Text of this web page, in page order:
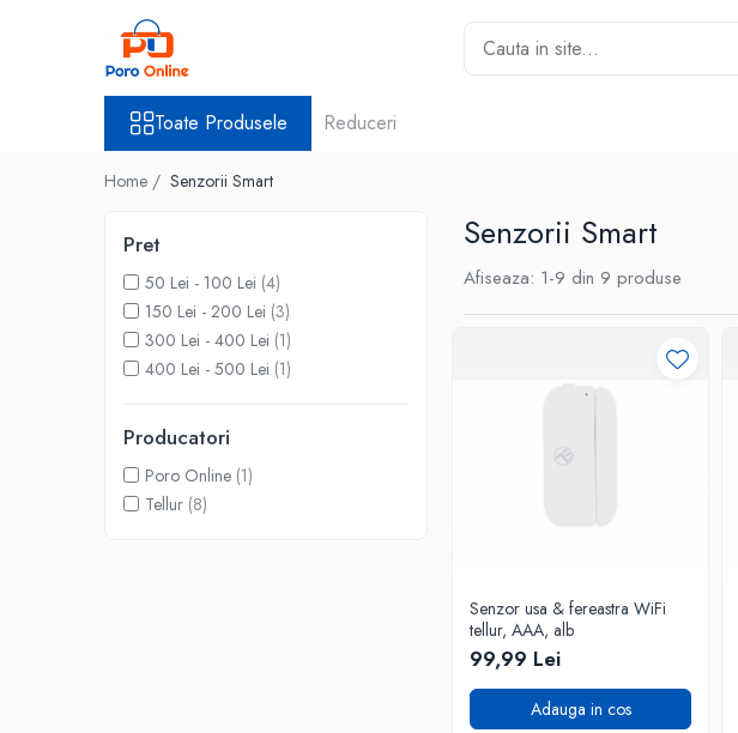
Toate Produsele
Parfum Unisex
Parfumuri Arabesti
Toate Produsele Reduceri
Home / Senzorii Smart
Senzorii Smart
Pret
50 Lei - 100 Lei (4)
150 Lei - 200 Lei (3)
300 Lei - 400 Lei (1)
400 Lei - 500 Lei (1)
Producatori
Poro Online (1)
Tellur (8)
Afiseaza: 1-9 din 9 produse
Senzor usa & fereastra WiFi
tellur, AAA, alb
99,99 Lei
Adauga in cos